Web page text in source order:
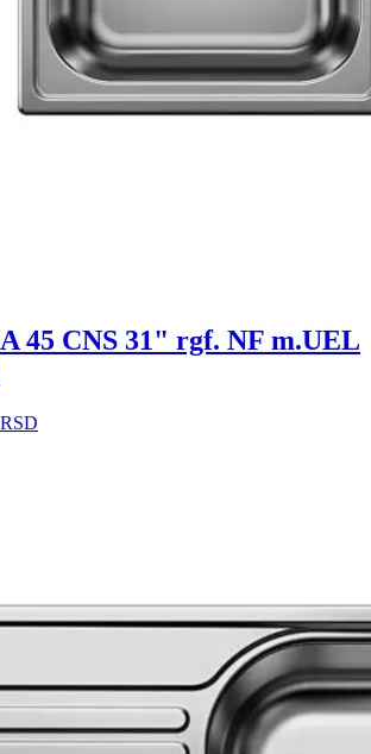
45 CNS 31" rgf. NF m.UEL